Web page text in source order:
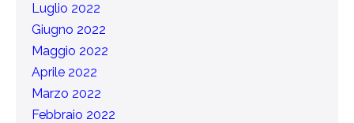
Luglio 2022
Giugno 2022
Maggio 2022
Aprile 2022
Marzo 2022
Febbraio 2022